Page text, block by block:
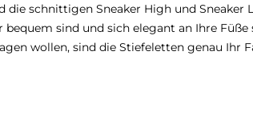
schnittigen Sneaker High und Sneaker
sind und sich elegant an Ihre
wollen, sind die Stiefeletten genau Ihr